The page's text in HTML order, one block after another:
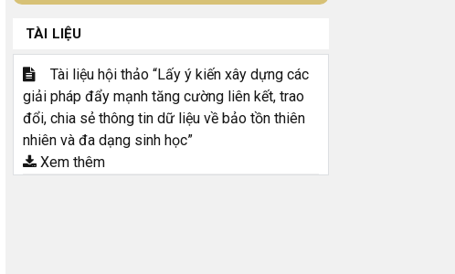
TÀI LIỆU
Tài liệu hội thảo “Lấy ý kiến xây dựng các
giải pháp đẩy mạnh tăng cường liên kết, trao
đổi, chia sẻ thông tin dữ liệu về bảo tồn thiên
nhiên và đa dạng sinh học”
Xem thêm